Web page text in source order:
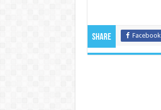
Share Facebook